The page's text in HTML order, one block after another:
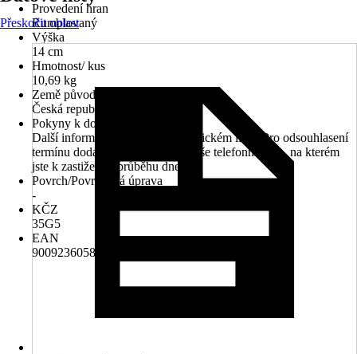
Provedení hran
Rumplovaný
Výška
14 cm
Hmotnost/ kus
10,69 kg
Země původu
Česká republika
Pokyny k dodání
Další informace naleznete v technickém listu. Pro odsouhlasení
termínu dodání prosím uveďte Vaše telefonní číslo, na kterém
jste k zastižení v průběhu dne.
Povrch/Povrchová úprava
-
KČZ
35G5
EAN
9009236058343
Přeskočit oblast